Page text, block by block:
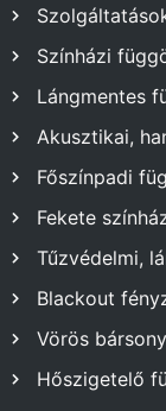
Színházi
Lángmentes
Akusztikai,
Főszínpadi
Fekete
Tűzvédelmi,
Blackout
Vörös
Hőszigetelő